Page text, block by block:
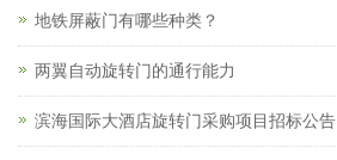
地铁屏蔽门有哪些种类？
两翼自动旋转门的通行能力
滨海国际大酒店旋转门采购项目招标公告